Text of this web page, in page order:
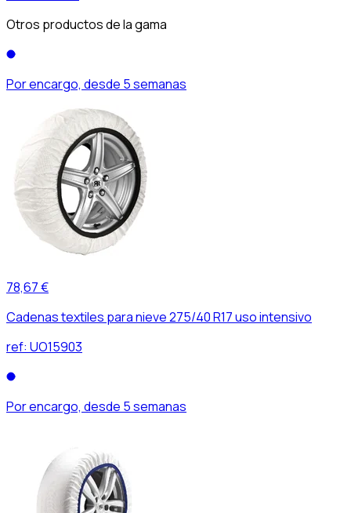
Otros productos de la gama
Por encargo, desde 5 semanas
78,67 €
Cadenas textiles para nieve 275/40 R17 uso intensivo
ref: UO15903
Por encargo, desde 5 semanas